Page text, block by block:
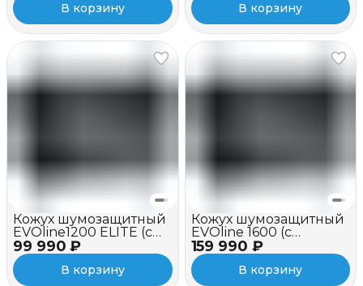
В корзину В корзину
99 990 ₽
Кожух шумозащитный
EVOline1200 ELITE (c
вентилятором)
В корзину
159 990 ₽
Кожух шумозащитный
EVOline 1600 (c
вентилятором)
В корзину